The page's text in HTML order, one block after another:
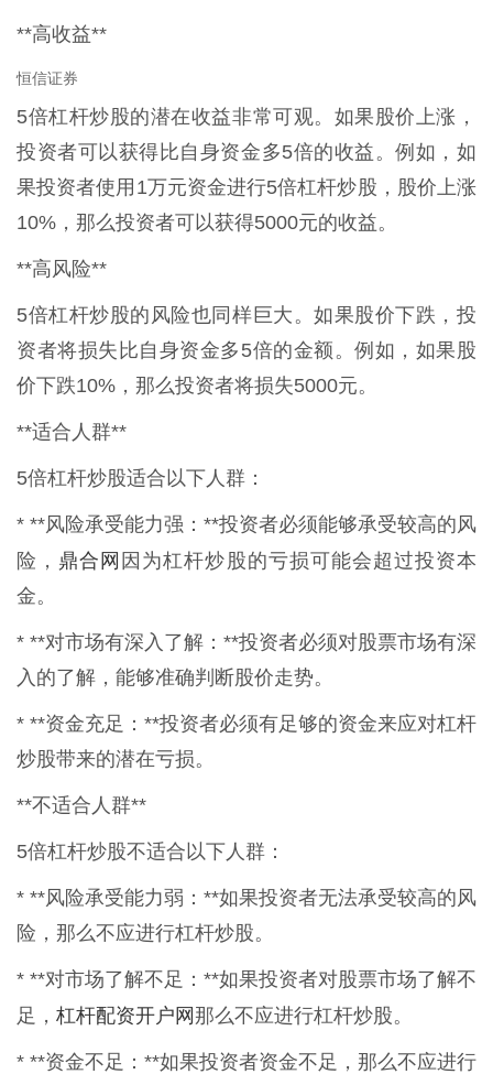
**高收益**
恒信证券
5倍杠杆炒股的潜在收益非常可观。如果股价上涨，
投资者可以获得比自身资金多5倍的收益。例如，如
果投资者使用1万元资金进行5倍杠杆炒股，股价上涨
10%，那么投资者可以获得5000元的收益。
**高风险**
5倍杠杆炒股的风险也同样巨大。如果股价下跌，投
资者将损失比自身资金多5倍的金额。例如，如果股
价下跌10%，那么投资者将损失5000元。
**适合人群**
5倍杠杆炒股适合以下人群：
* **风险承受能力强：**投资者必须能够承受较高的风
险， 鼎合网 因为杠杆炒股的亏损可能会超过投资本
金。
* **对市场有深入了解：**投资者必须对股票市场有深
入的了解，能够准确判断股价走势。
* **资金充足：**投资者必须有足够的资金来应对杠杆
炒股带来的潜在亏损。
**不适合人群**
5倍杠杆炒股不适合以下人群：
* **风险承受能力弱：**如果投资者无法承受较高的风
险，那么不应进行杠杆炒股。
* **对市场了解不足：**如果投资者对股票市场了解不
足， 杠杆配资开户网那么不应进行杠杆炒股。
* **资金不足：**如果投资者资金不足，那么不应进行